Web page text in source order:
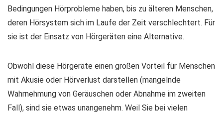
Bedingungen Hörprobleme haben, bis zu älteren Menschen,
deren Hörsystem sich im Laufe der Zeit verschlechtert. Für
sie ist der Einsatz von Hörgeräten eine Alternative.
Obwohl diese Hörgeräte einen großen Vorteil für Menschen
mit Akusie oder Hörverlust darstellen (mangelnde
Wahrnehmung von Geräuschen oder Abnahme im zweiten
Fall), sind sie etwas unangenehm. Weil Sie bei vielen